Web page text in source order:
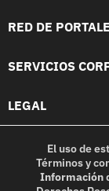
RED DE
SERVICIOS
LEGAL
El uso de
Términos y
Información